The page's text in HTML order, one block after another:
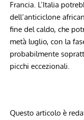
Francia. L’Italia
dell’anticiclone
fine del caldo, che
metà luglio, con la
probabilmente
picchi eccezionali.
Questo articolo è